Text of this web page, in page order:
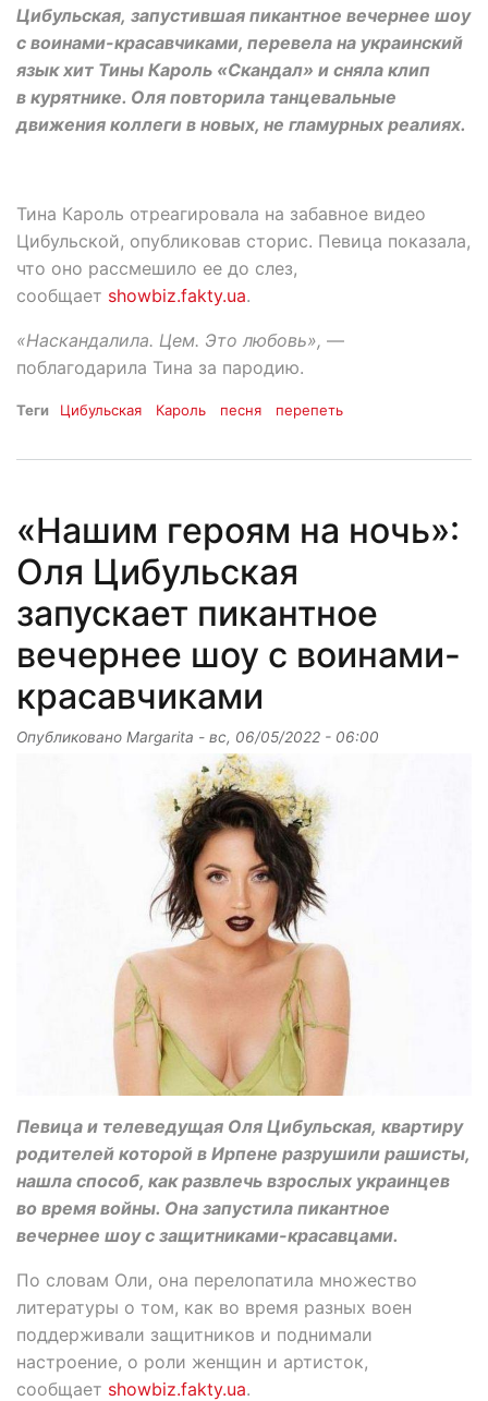
Цибульская, запустившая пикантное вечернее шоу
с воинами-красавчиками, перевела на украинский
язык хит Тины Кароль «Скандал» и сняла клип
в курятнике. Оля повторила танцевальные
движения коллеги в новых, не гламурных реалиях.
Тина Кароль отреагировала на забавное видео
Цибульской, опубликовав сторис. Певица показала,
что оно рассмешило ее до слез,
сообщает showbiz.fakty.ua.
«Наскандалила. Цем. Это любовь», —
поблагодарила Тина за пародию.
Теги Цибульская Кароль песня перепеть
«Нашим героям на ночь»:
Оля Цибульская
запускает пикантное
вечернее шоу с воинами-
красавчиками
Опубликовано Margarita - вс, 06/05/2022 - 06:00
Певица и телеведущая Оля Цибульская, квартиру
родителей которой в Ирпене разрушили рашисты,
нашла способ, как развлечь взрослых украинцев
во время войны. Она запустила пикантное
вечернее шоу с защитниками-красавцами.
По словам Оли, она перелопатила множество
литературы о том, как во время разных воен
поддерживали защитников и поднимали
настроение, о роли женщин и артисток,
сообщает showbiz.fakty.ua.